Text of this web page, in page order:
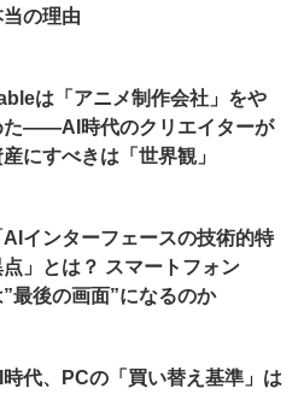
の理由
は「アニメ制作会社」をや
た――AI時代のクリエイターが
産にすべきは「世界観」
AIインターフェースの技術的特
」とは？ スマートフォン
”最後の画面”になるのか
時代、PCの「買い替え基準」は